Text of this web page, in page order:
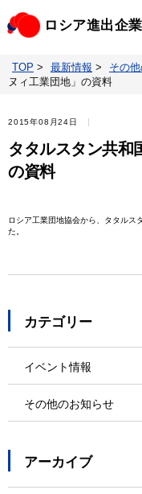
ロシア進出企
TOP
ビジネスニュースクリップ
ロシア情報データベース
TOP > 最新情報 > その
ヌィ工業団地」の資料
2015年08月24日
タタルスタン共和
の資料
ロシア工業団地協会から、タタルス
た。
カテゴリー
イベント情報
その他のお知らせ
アーカイブ